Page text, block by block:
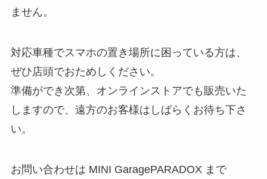
ません。
対応車種でスマホの置き場所に困っている方は、
ぜひ店頭でおためしください。
準備ができ次第、オンラインストアでも販売いた
しますので、遠方のお客様はしばらくお待ち下さ
い。
お問い合わせは MINI GaragePARADOX まで